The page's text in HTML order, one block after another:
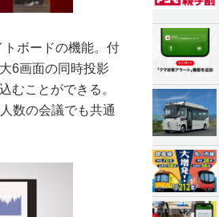
ボードの機能。付
6画面の同時投影
むことができる。
数の会議でも共通